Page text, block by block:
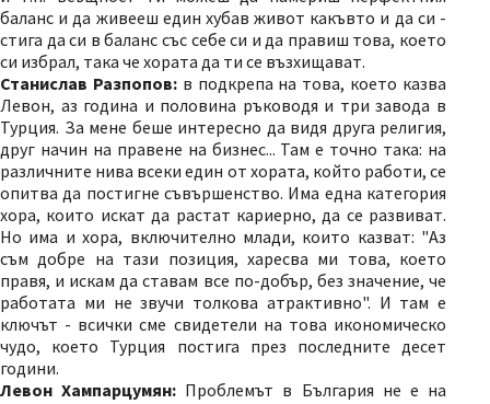
баланс и да живееш един хубав живот какъвто и да си -
стига да си в баланс със себе си и да правиш това, което
си избрал, така че хората да ти се възхищават.
Станислав Разпопов:в подкрепа на това, което казва
Левон, аз година и половина ръководя и три завода в
Турция. За мене беше интересно да видя друга религия,
друг начин на правене на бизнес... Там е точно така: на
различните нива всеки един от хората, който работи, се
опитва да постигне съвършенство. Има една категория
хора, които искат да растат кариерно, да се развиват.
Но има и хора, включително млади, които казват: "Аз
съм добре на тази позиция, харесва ми това, което
правя, и искам да ставам все по-добър, без значение, че
работата ми не звучи толкова атрактивно". И там е
ключът - всички сме свидетели на това икономическо
чудо, което Турция постига през последните десет
години.
Левон Хампарцумян: Проблемът в България не е на